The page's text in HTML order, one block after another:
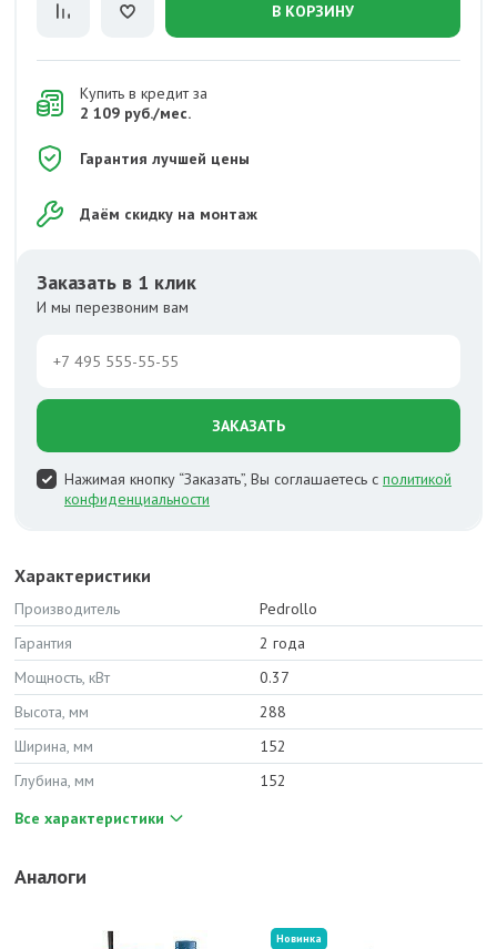
В КОРЗИНУ
Купить в кредит за
2 109 руб./мес.
Гарантия лучшей цены
Даём скидку на монтаж
Заказать в 1 клик
И мы перезвоним вам
ЗАКАЗАТЬ
Нажимая кнопку “Заказать”, Вы соглашаетесь с политикой
конфиденциальности
Характеристики
Производитель
Pedrollo
Гарантия
2 года
Мощность, кВт
0.37
Высота, мм
288
Ширина, мм
152
Глубина, мм
152
Все характеристики
Аналоги
Новинка